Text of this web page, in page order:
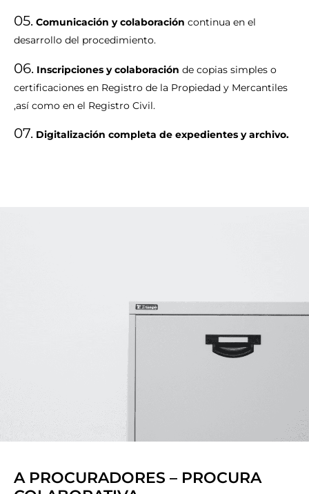
05. Comunicación y colaboración continua en el
desarrollo del procedimiento.
06. Inscripciones y colaboración de copias simples o
certificaciones en Registro de la Propiedad y Mercantiles
,así como en el Registro Civil.
07. Digitalización completa de expedientes y archivo.
A PROCURADORES – PROCURA